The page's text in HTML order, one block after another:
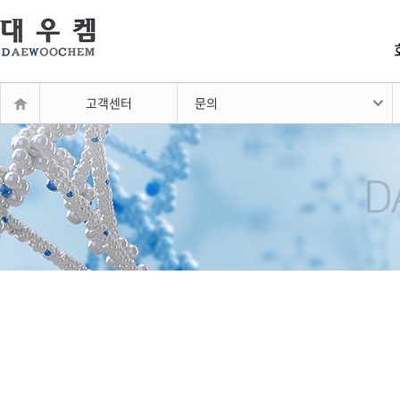
고객센터 문의